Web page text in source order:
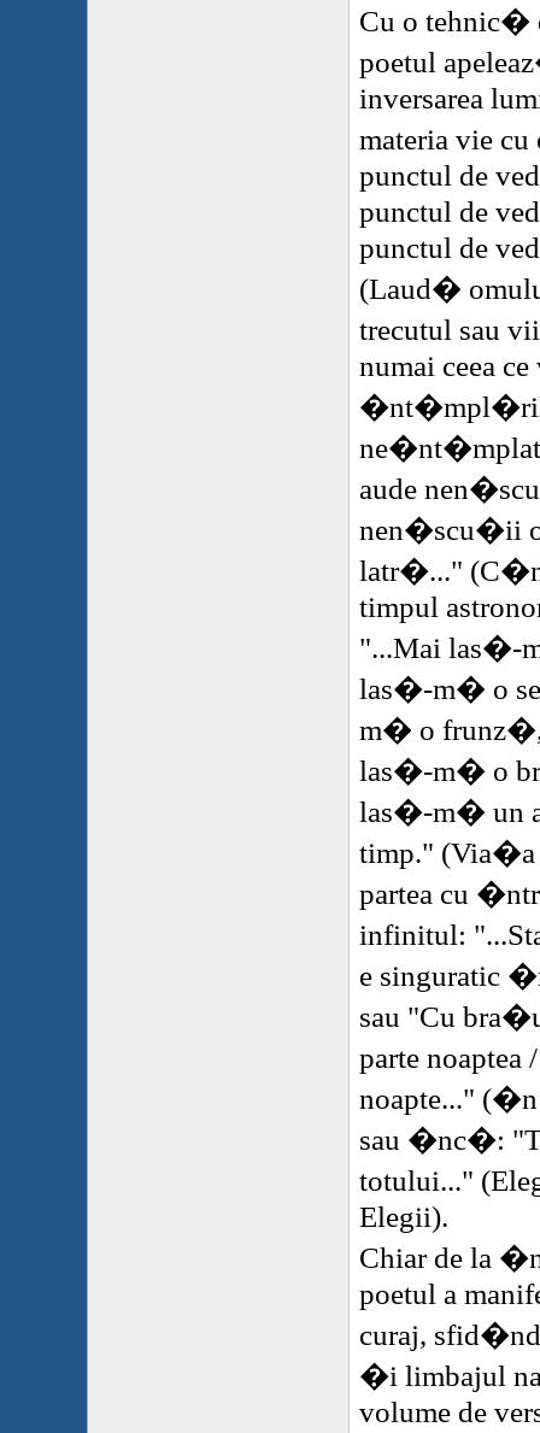
Cu o
poetul
inversarea
materia vie
punctul de
punctul de
punctul de
(Laud�
trecutul sau
numai ceea
aude
nen�scu�ii
latr�..."
timpul
"...Mai las�-
las�-m� o
m� o frunz�,
las�-m� o
las�-m� un
timp." (Via�a
partea cu
infinitul:
e singuratic
sau "Cu
parte
noapte..." (�n
sau �nc�:
totului..."
Elegii).
Chiar de la
poetul a
curaj,
�i limbajul
volume de